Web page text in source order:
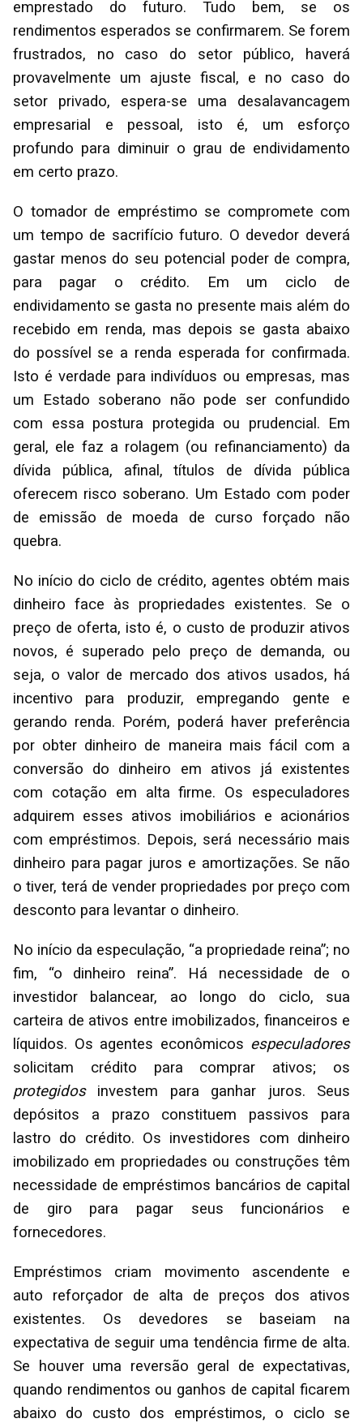
emprestado do futuro. Tudo bem, se os
rendimentos esperados se confirmarem. Se forem
frustrados, no caso do setor público, haverá
provavelmente um ajuste fiscal, e no caso do
setor privado, espera-se uma desalavancagem
empresarial e pessoal, isto é, um esforço
profundo para diminuir o grau de endividamento
em certo prazo.
O tomador de empréstimo se compromete com
um tempo de sacrifício futuro. O devedor deverá
gastar menos do seu potencial poder de compra,
para pagar o crédito. Em um ciclo de
endividamento se gasta no presente mais além do
recebido em renda, mas depois se gasta abaixo
do possível se a renda esperada for confirmada.
Isto é verdade para indivíduos ou empresas, mas
um Estado soberano não pode ser confundido
com essa postura protegida ou prudencial. Em
geral, ele faz a rolagem (ou refinanciamento) da
dívida pública, afinal, títulos de dívida pública
oferecem risco soberano. Um Estado com poder
de emissão de moeda de curso forçado não
quebra.
No início do ciclo de crédito, agentes obtém mais
dinheiro face às propriedades existentes. Se o
preço de oferta, isto é, o custo de produzir ativos
novos, é superado pelo preço de demanda, ou
seja, o valor de mercado dos ativos usados, há
incentivo para produzir, empregando gente e
gerando renda. Porém, poderá haver preferência
por obter dinheiro de maneira mais fácil com a
conversão do dinheiro em ativos já existentes
com cotação em alta firme. Os especuladores
adquirem esses ativos imobiliários e acionários
com empréstimos. Depois, será necessário mais
dinheiro para pagar juros e amortizações. Se não
o tiver, terá de vender propriedades por preço com
desconto para levantar o dinheiro.
No início da especulação, “a propriedade reina”; no
fim, “o dinheiro reina”. Há necessidade de o
investidor balancear, ao longo do ciclo, sua
carteira de ativos entre imobilizados, financeiros e
líquidos. Os agentes econômicos especuladores
solicitam crédito para comprar ativos; os
protegidosinvestem para ganhar juros. Seus
depósitos a prazo constituem passivos para
lastro do crédito. Os investidores com dinheiro
imobilizado em propriedades ou construções têm
necessidade de empréstimos bancários de capital
de giro para pagar seus funcionários e
fornecedores.
Empréstimos criam movimento ascendente e
auto reforçador de alta de preços dos ativos
existentes. Os devedores se baseiam na
expectativa de seguir uma tendência firme de alta.
Se houver uma reversão geral de expectativas,
quando rendimentos ou ganhos de capital ficarem
abaixo do custo dos empréstimos, o ciclo se